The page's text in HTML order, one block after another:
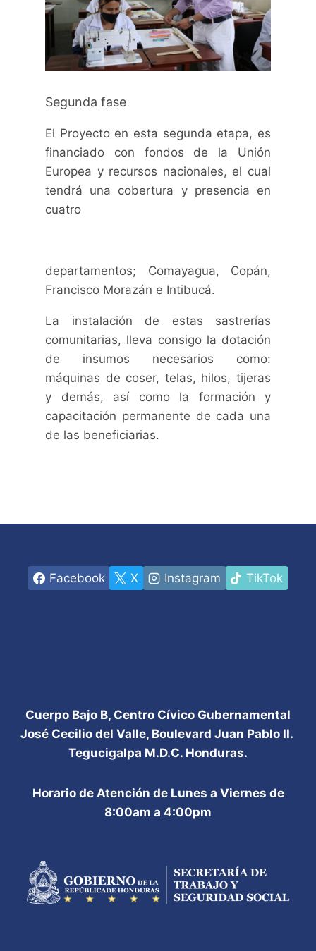
Segunda fase
El Proyecto en esta segunda etapa, es
financiado con fondos de la Unión
Europea y recursos nacionales, el cual
tendrá una cobertura y presencia en
cuatro
departamentos; Comayagua, Copán,
Francisco Morazán e Intibucá.
La instalación de estas sastrerías
comunitarias, lleva consigo la dotación
de insumos necesarios como:
máquinas de coser, telas, hilos, tijeras
y demás, así como la formación y
capacitación permanente de cada una
de las beneficiarias.
Facebook X Instagram TikTok
Cuerpo Bajo B, Centro Cívico Gubernamental
José Cecilio del Valle, Boulevard Juan Pablo II.
Tegucigalpa M.D.C. Honduras.
Horario de Atención de Lunes a Viernes de
8:00am a 4:00pm